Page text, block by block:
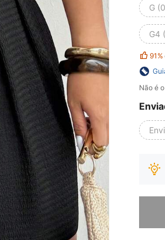
G
G4
91%
Não é